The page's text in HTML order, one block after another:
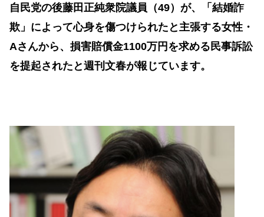
自民党の後藤田正純衆院議員（49）が、「結婚詐
欺」によって心身を傷つけられたと主張する女性・
Aさんから、損害賠償金1100万円を求める民事訴訟
を提起されたと週刊文春が報じています。